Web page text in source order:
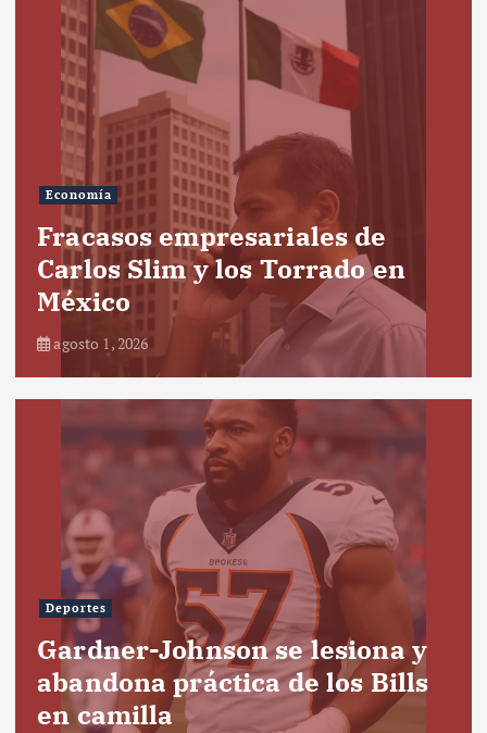
Economía
Fracasos empresariales de
Carlos Slim y los Torrado en
México
agosto 1, 2026
Deportes
Gardner-Johnson se lesiona y
abandona práctica de los Bills
en camilla